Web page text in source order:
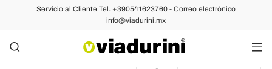
Servicio al Cliente Tel. +390541623760 - Correo electrónico
info@viadurini.mx